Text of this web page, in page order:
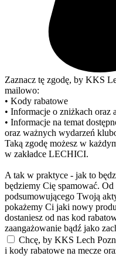
Zaznacz tę zgodę, by KKS
mailowo:
• Kody rabatowe
• Informacje o zniżkach oraz
• Informacje na temat
oraz ważnych wydarzeń
Taką zgodę możesz w
w zakładce LECHICI.
A tak w praktyce - jak to
będziemy Cię spamować.
podsumowującego Twoją
pokażemy Ci jaki nowy
dostaniesz od nas kod
zaangażowanie bądź jako
Chcę, by KKS Lech
i kody rabatowe na mecze